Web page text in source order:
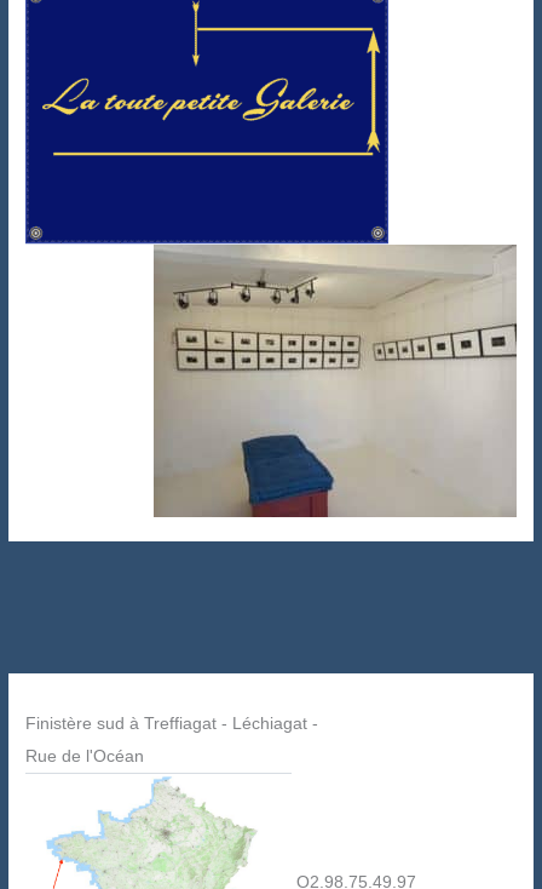
Finistère sud à Treffiagat - Léchiagat -
Rue de l'Océan
O2.98.75.49.97